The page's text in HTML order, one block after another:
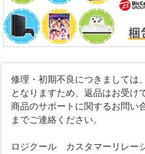
修理・初期不良につきましては
となりますため、返品はお受け
商品のサポートに関するお問い
までご連絡ください。
ロジクール カスタマーリレー